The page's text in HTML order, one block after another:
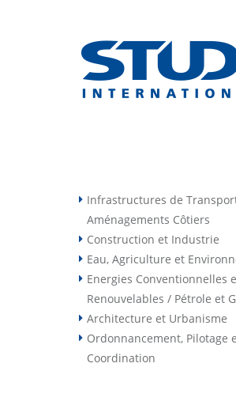
Infrastructures de
Aménagements Côtiers
Construction et Industrie
Eau, Agriculture et
Energies Conventionnelles
Renouvelables / Pétrole et
Architecture et Urbanisme
Ordonnancement, Pilotage
Coordination